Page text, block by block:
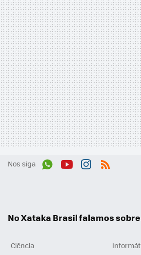
Nos siga
No Xataka Brasil falamos
Ciência